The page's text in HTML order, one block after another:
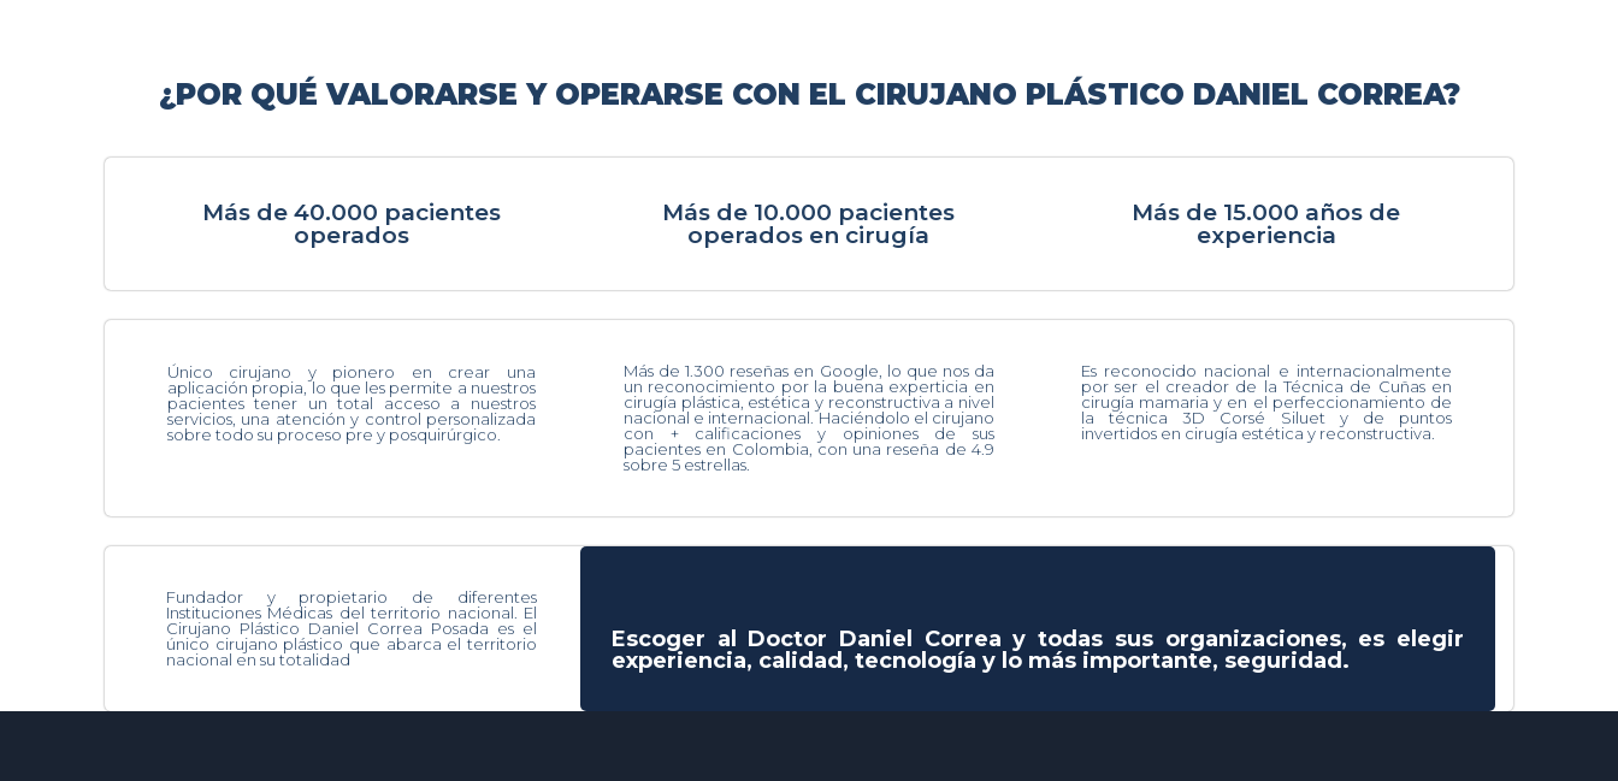
¿POR QUÉ VALORARSE Y OPERARSE CON EL CIRUJANO PLÁSTICO DANIEL CORREA?
Más de 40.000 pacientes
operados
Más de 10.000 pacientes
operados en cirugía
Más de 15.000 años de
experiencia
Único cirujano y pionero en crear una
aplicación propia, lo que les permite a nuestros
pacientes tener un total acceso a nuestros
servicios, una atención y control personalizada
sobre todo su proceso pre y posquirúrgico.
Más de 1.300 reseñas en Google, lo que nos da
un reconocimiento por la buena experticia en
cirugía plástica, estética y reconstructiva a nivel
nacional e internacional. Haciéndolo el cirujano
con + calificaciones y opiniones de sus
pacientes en Colombia, con una reseña de 4.9
sobre 5 estrellas.
Es reconocido nacional e internacionalmente
por ser el creador de la Técnica de Cuñas en
cirugía mamaria y en el perfeccionamiento de
la técnica 3D Corsé Siluet y de puntos
invertidos en cirugía estética y reconstructiva.
Fundador y propietario de diferentes
Instituciones Médicas del territorio nacional. El
Cirujano Plástico Daniel Correa Posada es el
único cirujano plástico que abarca el territorio
nacional en su totalidad
Escoger al Doctor Daniel Correa y todas sus organizaciones, es elegir
experiencia, calidad, tecnología y lo más importante, seguridad.